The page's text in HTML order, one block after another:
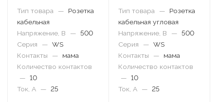
Тип товара —
Розетка
кабельная
Напряжение, В
— 500
Серия
— WS
Контакты
—
мама
Количество контактов
— 10
Ток, А
— 25
Тип товара —
Розетка
кабельная угловая
Напряжение, В
— 500
Серия
— WS
Контакты
—
мама
Количество контактов
— 10
Ток, А
— 25